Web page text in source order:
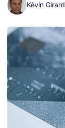
Kévin Girard